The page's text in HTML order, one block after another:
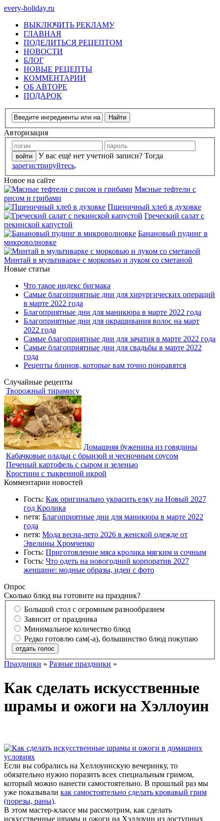
every-holiday.ru
ВЫКЛЮЧИТЬ РЕКЛАМУ
ГЛАВНАЯ
ПОДЕЛИТЬСЯ РЕЦЕПТОМ
НОВОСТИ
БЛОГ
НОВЫЕ РЕЦЕПТЫ
КОММЕНТАРИИ
ОБ АВТОРЕ
ПОДАРОК
Авторизация
У вас ещё нет учетной записи? Тогда
зарегистрируйтесь.
Новое на сайте
Мясные тефтели с
рисом и грибами
Пшеничный хлеб в духовке
Греческий салат с
пекинской капустой
Банановый пудинг в
микроволновке
Минтай в мультиварке с морковью и луком со сметаной
Новые статьи
Что такое индекс бигмака
Самые благоприятные дни для хирургических операций
в марте 2022 года
Благоприятные дни для маникюра в марте 2022 года
Благоприятные дни для окрашивания волос на март
2022 года
Самые благоприятные дни для зачатия в марте 2022 года
Самые благоприятные дни для свадьбы в марте 2022
года
Рецепты блинов, которые вам точно понравятся
Случайные рецепты
Творожный тирамису
Домашняя буженина из говядины
Кабачковые оладьи с брынзой и чесночным соусом
Печеный картофель с сыром и зеленью
Кростини с тыквенной икрой
Комментарии новостей
Гость: Как оригинально украсить елку на Новый 2027
год Кролика
петя: Благоприятные дни для маникюра в марте 2022
года
петя: Мода весна-лето 2026 в женской одежде от
Эвелины Хромченко
Гость: Приготовление мяса кролика мягким и сочным
Гость: Что одеть на новогодний корпоратив 2027
женщине: модные образы, идеи с фото
Опрос
Сколько блюд вы готовите на праздник?
Большой стол с огромным разнообразием
Зависит от праздника
Минимальное количество блюд
Редко готовлю сам(-а), большинство блюд покупаю
отдать голос
Праздники » Разные праздники »
Как сделать искусственные
шрамы и ожоги на Хэллоуин
Если вы собрались на Хеллоуинскую вечеринку, то
обязательно нужно поразить всех специальным гримом,
который можно нанести самостоятельно. В прошлый раз мы
уже показывали как самостоятельно сделать кровавый грим
(порезы, раны).
В этом мастер-классе мы рассмотрим, как сделать
искусственные шрамы и ожоги на Хэллоуин из доступных